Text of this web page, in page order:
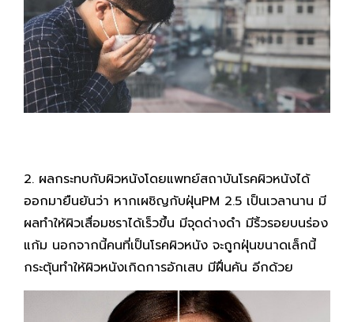
2. ผลกระทบกับผิวหนังโดยแพทย์สถาบันโรคผิวหนังได้
ออกมายืนยันว่า หากเผชิญกับฝุ่นPM 2.5 เป็นเวลานาน มี
ผลทำให้ผิวเสื่อมชราได้เร็วขึ้น มีจุดด่างดำ มีริ้วรอยบนร่อง
แก้ม นอกจากนี้คนที่เป็นโรคผิวหนัง จะถูกฝุ่นขนาดเล็กนี้
กระตุ้นทำให้ผิวหนังเกิดการอักเสบ มีฝื่นคัน อีกด้วย